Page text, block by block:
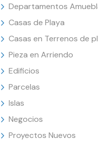
Departamentos
Casas de Playa
Casas en Terrenos de
Pieza en Arriendo
Edificios
Parcelas
Islas
Negocios
Proyectos Nuevos